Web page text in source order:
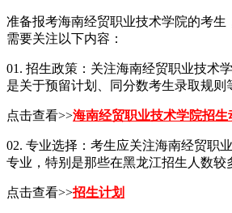
准备报考海南经贸职业技术学院的考生
需要关注以下内容：
01. 招生政策：关注海南经贸职业技术
是关于预留计划、同分数考生录取规则
点击查看>>海南经贸职业技术学院招生
02. 专业选择：考生应关注海南经贸职
专业，特别是那些在黑龙江招生人数较
点击查看>>招生计划